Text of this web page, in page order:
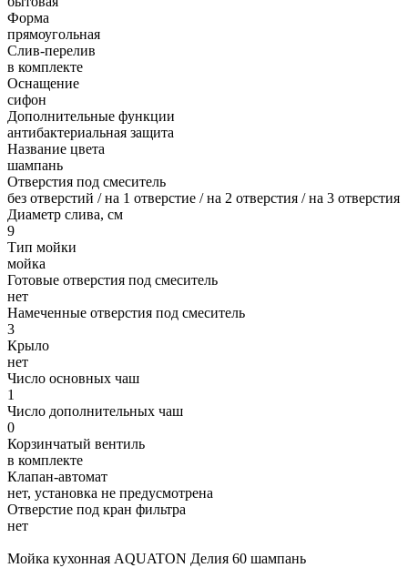
Форма
прямоугольная
Слив-перелив
в комплекте
Оснащение
сифон
Дополнительные функции
антибактериальная защита
Название цвета
шампань
Отверстия под смеситель
без отверстий / на 1 отверстие / на 2 отверстия / на 3 отверстия
Диаметр слива, см
9
Тип мойки
мойка
Готовые отверстия под смеситель
нет
Намеченные отверстия под смеситель
3
Крыло
нет
Число основных чаш
1
Число дополнительных чаш
0
Корзинчатый вентиль
в комплекте
Клапан-автомат
нет, установка не предусмотрена
Отверстие под кран фильтра
нет
Мойка кухонная AQUATON Делия 60 шампань